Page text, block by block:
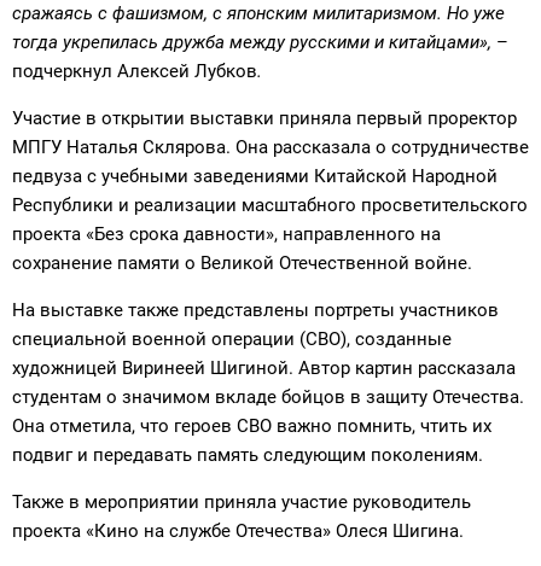
сражаясь с фашизмом, с японским милитаризмом. Но уже
тогда укрепилась дружба между русскими и китайцами», –
подчеркнул Алексей Лубков.
Участие в открытии выставки приняла первый проректор
МПГУ Наталья Склярова. Она рассказала о сотрудничестве
педвуза с учебными заведениями Китайской Народной
Республики и реализации масштабного просветительского
проекта «Без срока давности», направленного на
сохранение памяти о Великой Отечественной войне.
На выставке также представлены портреты участников
специальной военной операции (СВО), созданные
художницей Виринеей Шигиной. Автор картин рассказала
студентам о значимом вкладе бойцов в защиту Отечества.
Она отметила, что героев СВО важно помнить, чтить их
подвиг и передавать память следующим поколениям.
Также в мероприятии приняла участие руководитель
проекта «Кино на службе Отечества» Олеся Шигина.